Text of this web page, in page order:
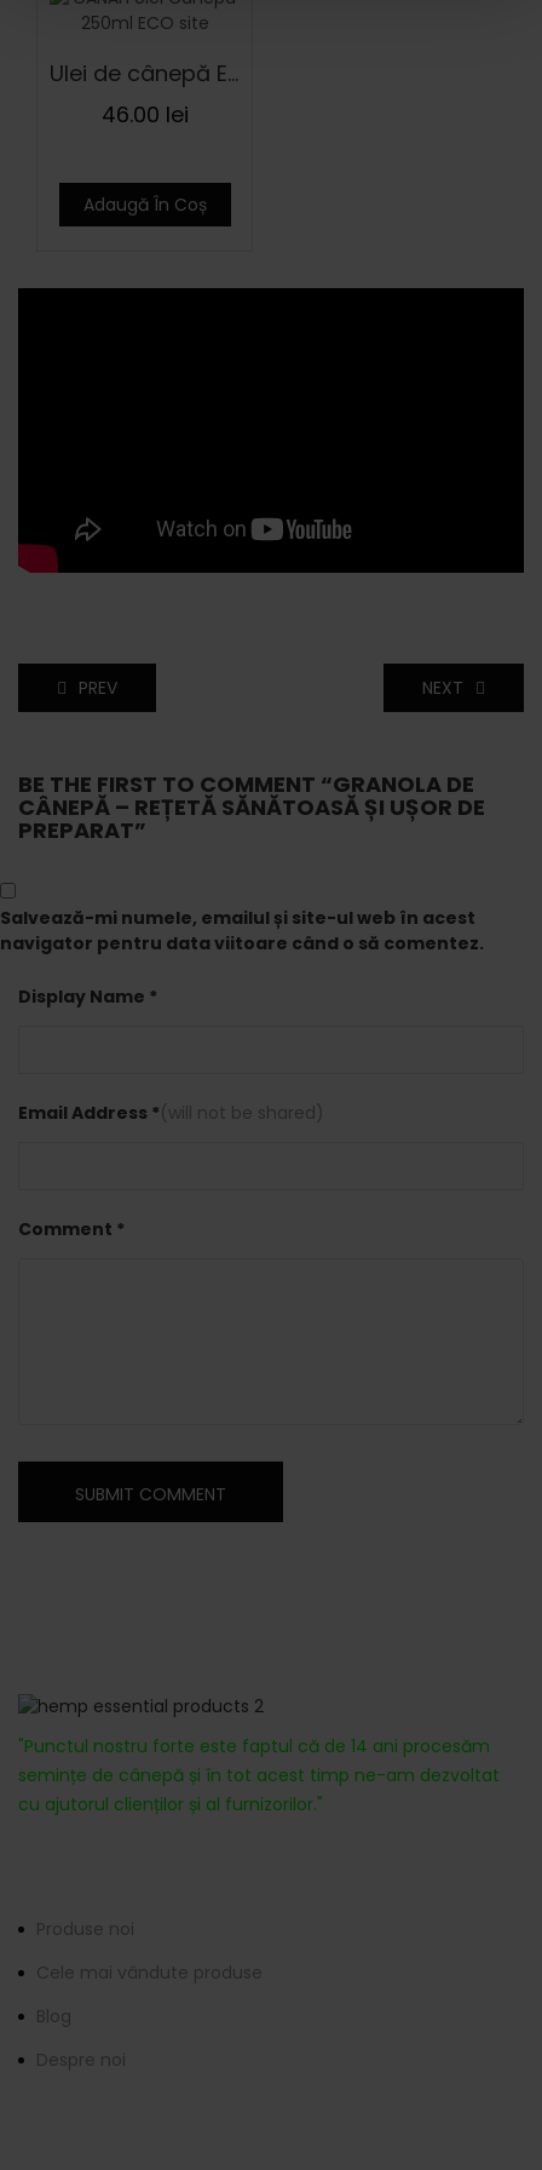
Ulei de cânepă ECO 250 ml
46.00 lei
Adaugă În Coș
PREV NEXT
BE THE FIRST TO COMMENT “GRANOLA DE
CÂNEPĂ – REȚETĂ SĂNĂTOASĂ ȘI UȘOR DE
PREPARAT”
Salvează-mi numele, emailul și site-ul web în acest
navigator pentru data viitoare când o să comentez.
Display Name *
Email Address *(will not be shared)
Comment *
"Punctul nostru forte este faptul că de 14 ani procesăm
semințe de cânepă și în tot acest timp ne-am dezvoltat
cu ajutorul clienților și al furnizorilor."
Produse noi
Cele mai vândute produse
Blog
Despre noi